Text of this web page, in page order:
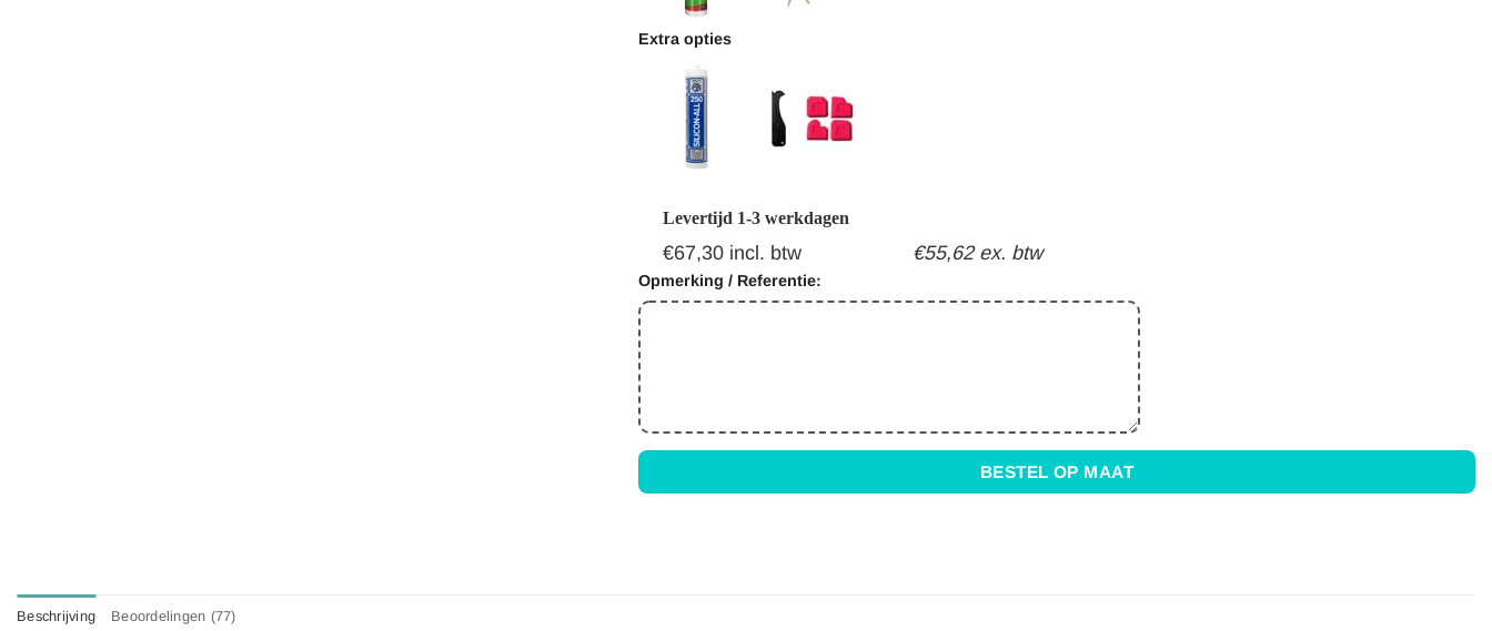
Extra opties
Levertijd 1-3 werkdagen
€67,30 incl. btw €55,62 ex. btw
Opmerking / Referentie:
BESTEL OP MAAT
Beschrijving Beoordelingen (77)